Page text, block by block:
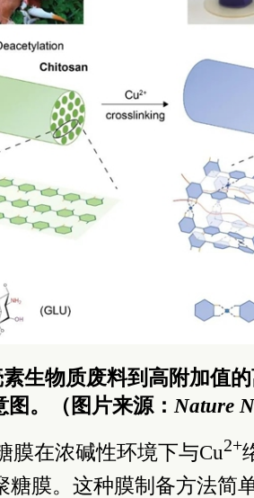
素生物质废料到高附加值
。（图片来源： Nature
膜在浓碱性环境下与Cu2+
糖膜。这种膜制备方法简